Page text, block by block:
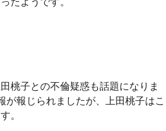
桃子との不倫疑惑も話題になりま
報じられましたが、上田桃子はこ
。